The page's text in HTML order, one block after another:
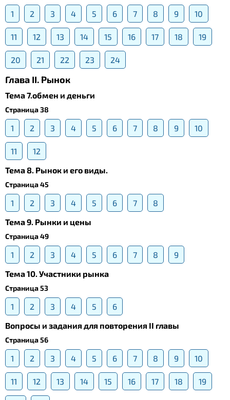
1 2 3 4 5 6 7 8 9 10
11 12 13 14 15 16 17 18 19
20 21 22 23 24
Глава II. Рынок
Тема 7.обмен и деньги
Страница 38
1 2 3 4 5 6 7 8 9 10
11
12
Тема 8. Рынок и его виды.
Страница 45
1 2 3 4 5 6 7
8
Тема 9. Рынки и цены
Страница 49
1 2 3 4 5 6 7 8
9
Тема 10. Участники рынка
Страница 53
1 2 3 4 5
6
Вопросы и задания для повторения II главы
Страница 56
1 2 3 4 5 6 7 8 9 10
11 12 13 14 15 16 17 18 19